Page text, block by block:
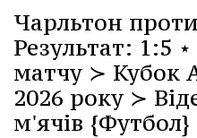
Чарльтон
Результат: 1:5
матчу ≻ Кубок
2026 року ≻
м'ячів